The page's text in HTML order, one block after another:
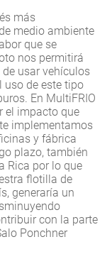
más
medio ambiente
que se
nos permitirá
usar vehículos
uso de este tipo
En MultiFRIO
el impacto que
implementamos
y fábrica
plazo, también
Rica por lo que
flotilla de
generaría un
con la parte
Ponchner